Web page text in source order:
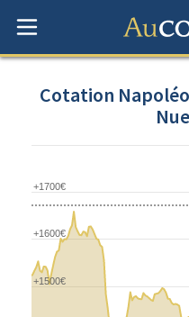
Cotation
+1500€
+1600€
+1700€